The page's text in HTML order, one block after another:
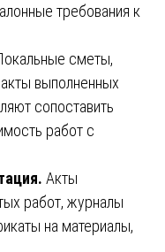
требования к
сметы,
выполненных
сопоставить
работ с
Акты
работ, журналы
на материалы,